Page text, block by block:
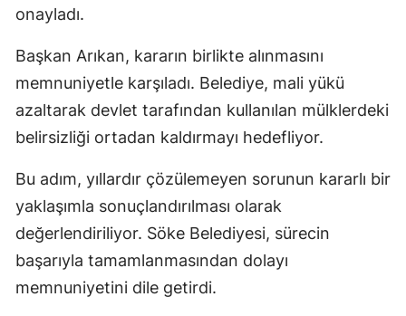
onayladı.
Başkan Arıkan, kararın birlikte alınmasını
memnuniyetle karşıladı. Belediye, mali yükü
azaltarak devlet tarafından kullanılan mülklerdeki
belirsizliği ortadan kaldırmayı hedefliyor.
Bu adım, yıllardır çözülemeyen sorunun kararlı bir
yaklaşımla sonuçlandırılması olarak
değerlendiriliyor. Söke Belediyesi, sürecin
başarıyla tamamlanmasından dolayı
memnuniyetini dile getirdi.